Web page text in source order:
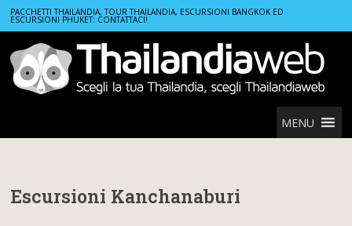
PACCHETTI THAILANDIA, TOUR THAILANDIA, ESCURSIONI BANGKOK ED
ESCURSIONI PHUKET: CONTATTACI!
MENU
Home Escursioni Kanchanaburi
Escursioni Kanchanaburi